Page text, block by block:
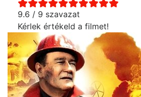
9.6 / 9 szavazat
Kérlek értékeld a filmet!